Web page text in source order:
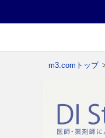
m3.comトップ